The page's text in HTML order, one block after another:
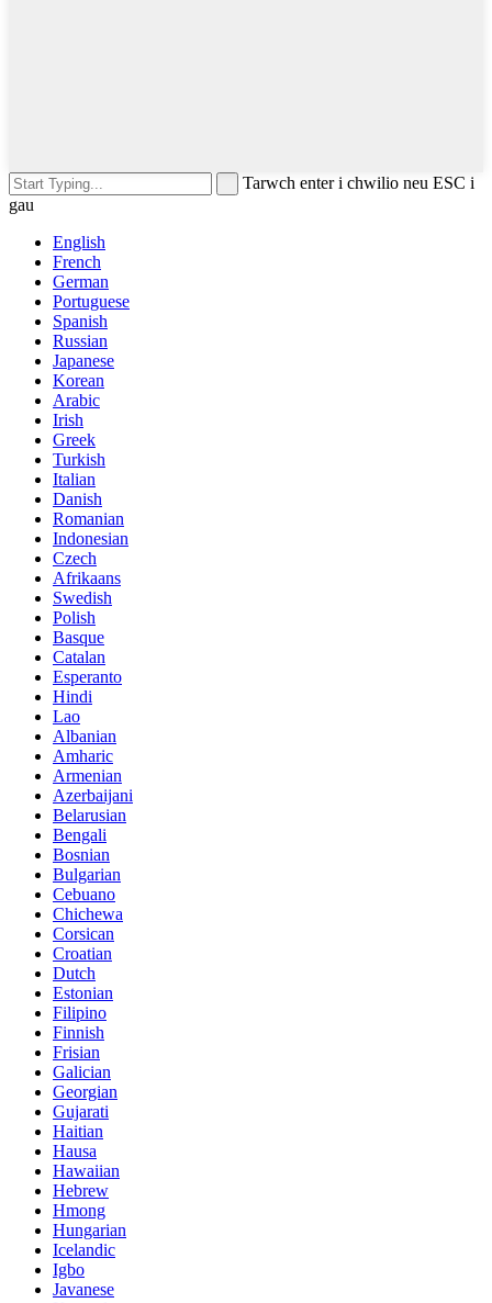
Tarwch enter i chwilio neu ESC i
gau
English
French
German
Portuguese
Spanish
Russian
Japanese
Korean
Arabic
Irish
Greek
Turkish
Italian
Danish
Romanian
Indonesian
Czech
Afrikaans
Swedish
Polish
Basque
Catalan
Esperanto
Hindi
Lao
Albanian
Amharic
Armenian
Azerbaijani
Belarusian
Bengali
Bosnian
Bulgarian
Cebuano
Chichewa
Corsican
Croatian
Dutch
Estonian
Filipino
Finnish
Frisian
Galician
Georgian
Gujarati
Haitian
Hausa
Hawaiian
Hebrew
Hmong
Hungarian
Icelandic
Igbo
Javanese